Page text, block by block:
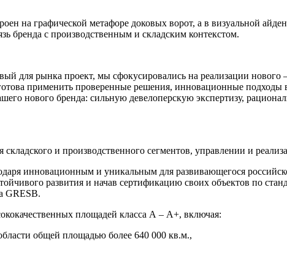
на графической метафоре доковых ворот, а в визуальной
бренда с производственным и складским контекстом.
для рынка проект, мы сфокусировались на реализации
применить проверенные решения, инновационные подходы
нового бренда: сильную девелоперскую экспертизу,
и производственного сегментов, управлении и
инновационным и уникальным для развивающегося
развития и начав сертификацию своих объектов по
GRESB.
площадей класса А – А+, включая:
общей площадью более 640 000 кв.м.,